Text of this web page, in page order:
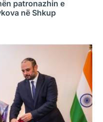
patronazhin e
në Shkup